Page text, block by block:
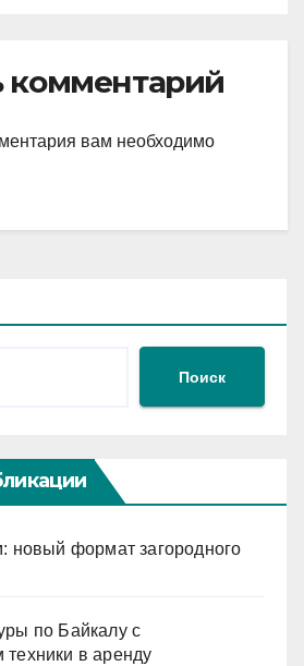
комментарий
вам необходимо
Поиск
новый формат загородного
по Байкалу с
в аренду